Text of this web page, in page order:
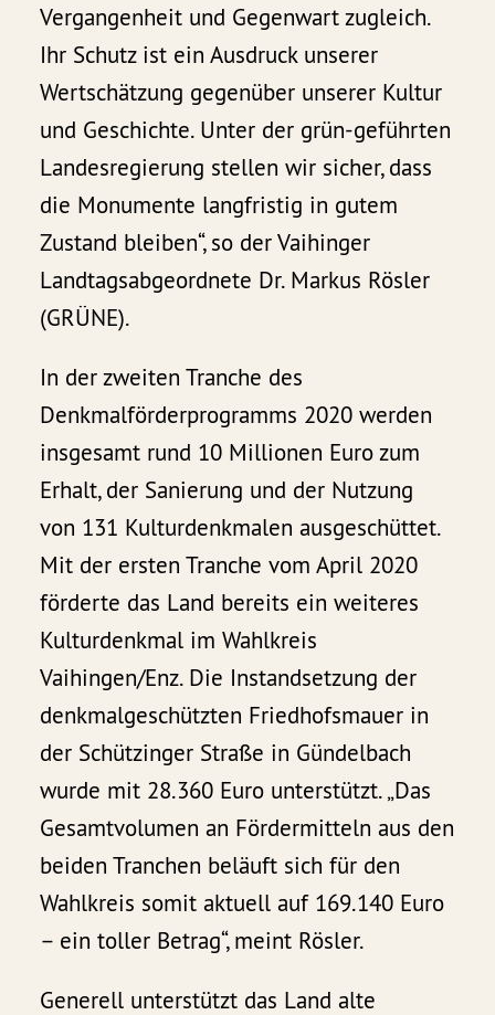
Vergangenheit und Gegenwart zugleich.
Ihr Schutz ist ein Ausdruck unserer
Wertschätzung gegenüber unserer Kultur
und Geschichte. Unter der grün-geführten
Landesregierung stellen wir sicher, dass
die Monumente langfristig in gutem
Zustand bleiben“, so der Vaihinger
Landtagsabgeordnete Dr. Markus Rösler
(GRÜNE).
In der zweiten Tranche des
Denkmalförderprogramms 2020 werden
insgesamt rund 10 Millionen Euro zum
Erhalt, der Sanierung und der Nutzung
von 131 Kulturdenkmalen ausgeschüttet.
Mit der ersten Tranche vom April 2020
förderte das Land bereits ein weiteres
Kulturdenkmal im Wahlkreis
Vaihingen/Enz. Die Instandsetzung der
denkmalgeschützten Friedhofsmauer in
der Schützinger Straße in Gündelbach
wurde mit 28.360 Euro unterstützt. „Das
Gesamtvolumen an Fördermitteln aus den
beiden Tranchen beläuft sich für den
Wahlkreis somit aktuell auf 169.140 Euro
– ein toller Betrag“, meint Rösler.
Generell unterstützt das Land alte